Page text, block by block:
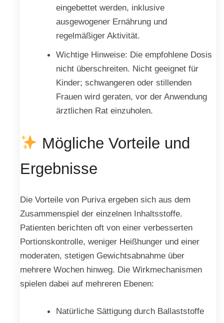
eingebettet werden, inklusive
ausgewogener Ernährung und
regelmäßiger Aktivität.
Wichtige Hinweise: Die empfohlene Dosis
nicht überschreiten. Nicht geeignet für
Kinder; schwangeren oder stillenden
Frauen wird geraten, vor der Anwendung
ärztlichen Rat einzuholen.
Mögliche Vorteile und
Ergebnisse
Die Vorteile von Puriva ergeben sich aus dem
Zusammenspiel der einzelnen Inhaltsstoffe.
Patienten berichten oft von einer verbesserten
Portionskontrolle, weniger Heißhunger und einer
moderaten, stetigen Gewichtsabnahme über
mehrere Wochen hinweg. Die Wirkmechanismen
spielen dabei auf mehreren Ebenen:
Natürliche Sättigung durch Ballaststoffe